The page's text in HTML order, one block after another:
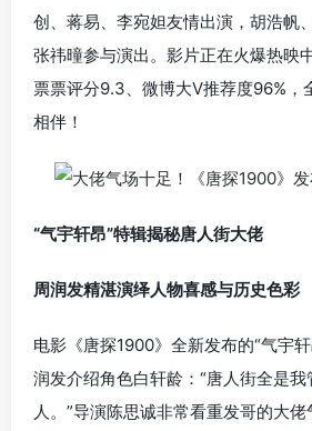
创、蒋易、李宛妲友情出演，胡浩帆
张祎曈参与演出。影片正在火爆热映
票票评分9.3、微博大V推荐度96%，
相伴！
“气宇轩昂”特辑揭秘唐人街大佬
周润发精湛演绎人物喜感与历史色彩
电影《唐探1900》全新发布的“气宇
润发介绍角色白轩龄：“唐人街全是
人。”导演陈思诚非常看重发哥的大